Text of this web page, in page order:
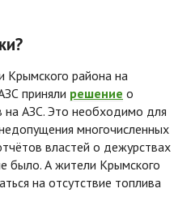
Крымского района на
приняли решение о
на АЗС. Это необходимо для
многочисленных
властей о дежурствах
было. А жители Крымского
на отсутствие топлива